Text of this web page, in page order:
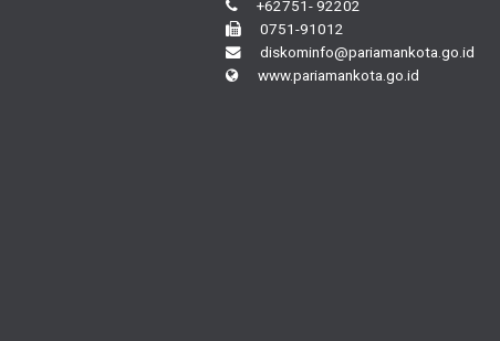
+62751- 92202
0751-91012
diskominfo@pariamankota.go.id
www.pariamankota.go.id